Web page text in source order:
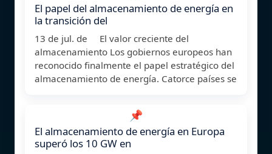
El papel del almacenamiento de energía en
la transición del
13 de jul. de El valor creciente del
almacenamiento Los gobiernos europeos han
reconocido finalmente el papel estratégico del
almacenamiento de energía. Catorce países se
📌
El almacenamiento de energía en Europa
superó los 10 GW en